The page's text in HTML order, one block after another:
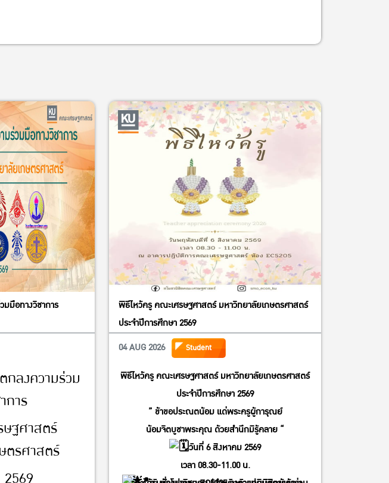
มือทางวิชาการ
ลงความร่วม
การ
ษฐศาสตร์
ตรศาสตร์
พิธีไหว้ครู คณะเศรษฐศาสตร์ มหาวิทยาลัยเกษตรศาสตร์
ประจำปีการศึกษา 2569
04 AUG 2026
Student
พิธีไหว้ครู คณะเศรษฐศาสตร์ มหาวิทยาลัยเกษตรศาสตร์
ประจำปีการศึกษา 2569
” ข้าขอประณตน้อม แด่พระครูผู้การุณย์
น้อมจิตบูชาพระคุณ ด้วยสำนึกมิรู้คลาย “
วันที่ 6 สิงหาคม 2569
เวลา 08.30-11.00 น.